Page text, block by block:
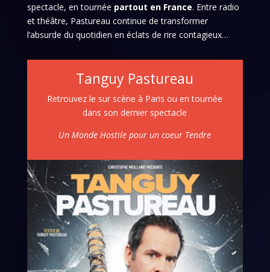
spectacle, en tournée partout en France. Entre radio
et théâtre, Pastureau continue de transformer
l’absurde du quotidien en éclats de rire contagieux…
Tanguy Pastureau
Retrouvez le sur scène à Paris ou en tournée
dans son dernier spectacle
Un Monde Hostile pour un coeur Tendre